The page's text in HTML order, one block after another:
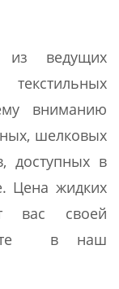
ведущих
вниманию
шелковых
доступных в
Цена жидких
вас своей
в наш